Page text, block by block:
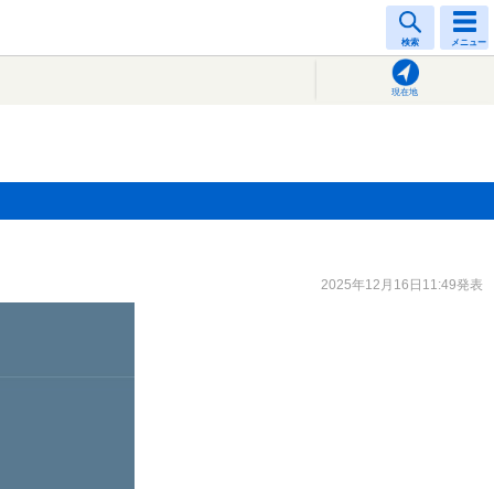
検索 メニュー
現在地
2025年12月16日11:49発表